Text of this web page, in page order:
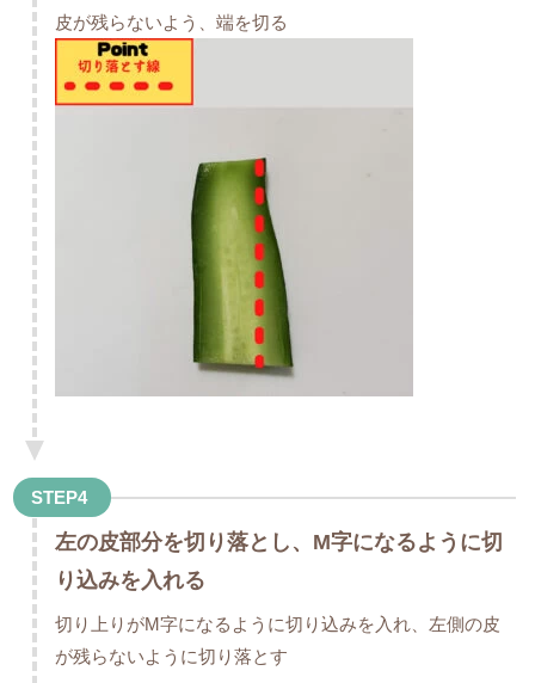
皮が残らないよう、端を切る
STEP4
左の皮部分を切り落とし、M字になるように切
り込みを入れる
切り上りがM字になるように切り込みを入れ、左側の皮
が残らないように切り落とす